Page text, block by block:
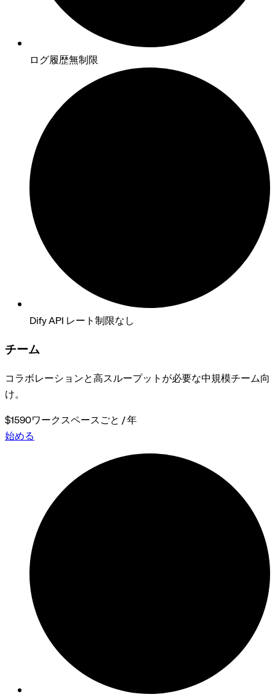
ログ履歴無制限
Dify API レート制限なし
チーム
コラボレーションと高スループットが必要な中規模チーム向
け。
$1590ワークスペースごと / 年
始める